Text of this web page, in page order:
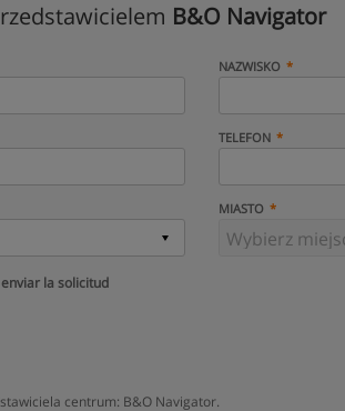
B&O Navigator
NAZWISKO
TELEFON
MIASTO
la solicitud
centrum: B&O Navigator.